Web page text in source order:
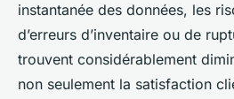
instantanée des données, les
d’erreurs d’inventaire ou de
trouvent considérablement
non seulement la satisfaction